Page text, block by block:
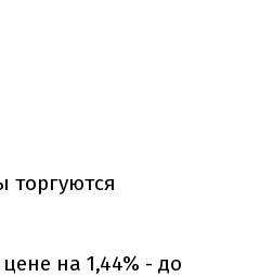
торгуются
на 1,44% - до